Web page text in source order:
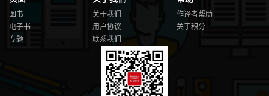
图书
电子书
专题
关于我们
用户协议
联系我们
作译者帮助
关于积分